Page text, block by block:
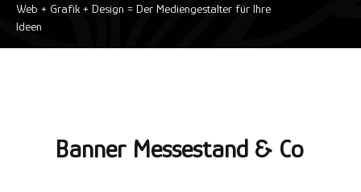
Web + Grafik + Design = Der Mediengestalter für Ihre
Ideen
Banner Messestand & Co